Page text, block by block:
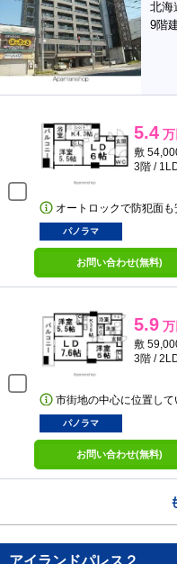
北海
9階
5.4 万
敷
3階 /
オートロックで防犯面も
パノラマ
お問い合わせ(無料)
5.9 万
敷
3階 /
市街地の中心に位置して
パノラマ
お問い合わせ(無料)
アイランドパレス２